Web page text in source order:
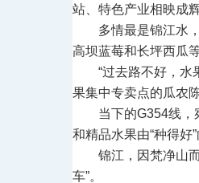
站、特色产业相映成
多情最是锦江水
高坝蓝莓和长坪西瓜
“过去路不好，水
果集中专卖点的瓜农
当下的G354线
和精品水果由“种得好
锦江，因梵净山
车”。